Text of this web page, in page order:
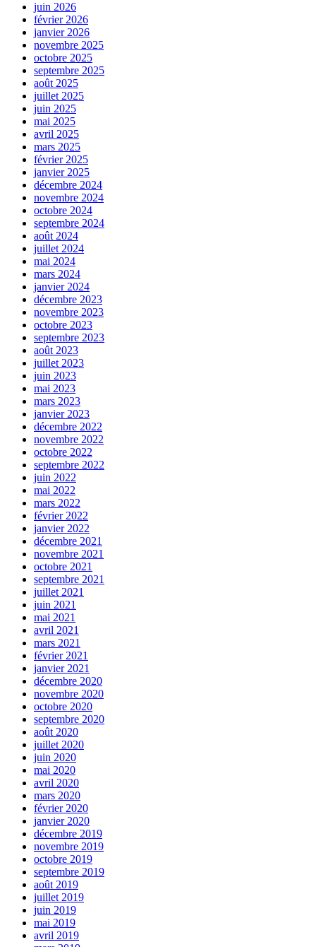
juin 2026
février 2026
janvier 2026
novembre 2025
octobre 2025
septembre 2025
août 2025
juillet 2025
juin 2025
mai 2025
avril 2025
mars 2025
février 2025
janvier 2025
décembre 2024
novembre 2024
octobre 2024
septembre 2024
août 2024
juillet 2024
mai 2024
mars 2024
janvier 2024
décembre 2023
novembre 2023
octobre 2023
septembre 2023
août 2023
juillet 2023
juin 2023
mai 2023
mars 2023
janvier 2023
décembre 2022
novembre 2022
octobre 2022
septembre 2022
juin 2022
mai 2022
mars 2022
février 2022
janvier 2022
décembre 2021
novembre 2021
octobre 2021
septembre 2021
juillet 2021
juin 2021
mai 2021
avril 2021
mars 2021
février 2021
janvier 2021
décembre 2020
novembre 2020
octobre 2020
septembre 2020
août 2020
juillet 2020
juin 2020
mai 2020
avril 2020
mars 2020
février 2020
janvier 2020
décembre 2019
novembre 2019
octobre 2019
septembre 2019
août 2019
juillet 2019
juin 2019
mai 2019
avril 2019